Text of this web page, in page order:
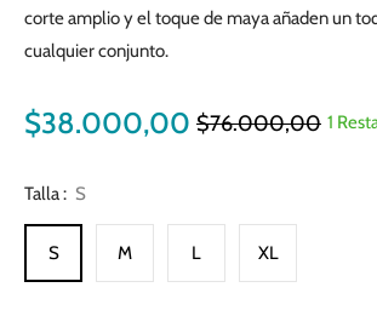
corte amplio y el toque de maya añaden un
cualquier conjunto.
$38.000,00 Precio
$76.000,00 1
Talla : S
S M L XL